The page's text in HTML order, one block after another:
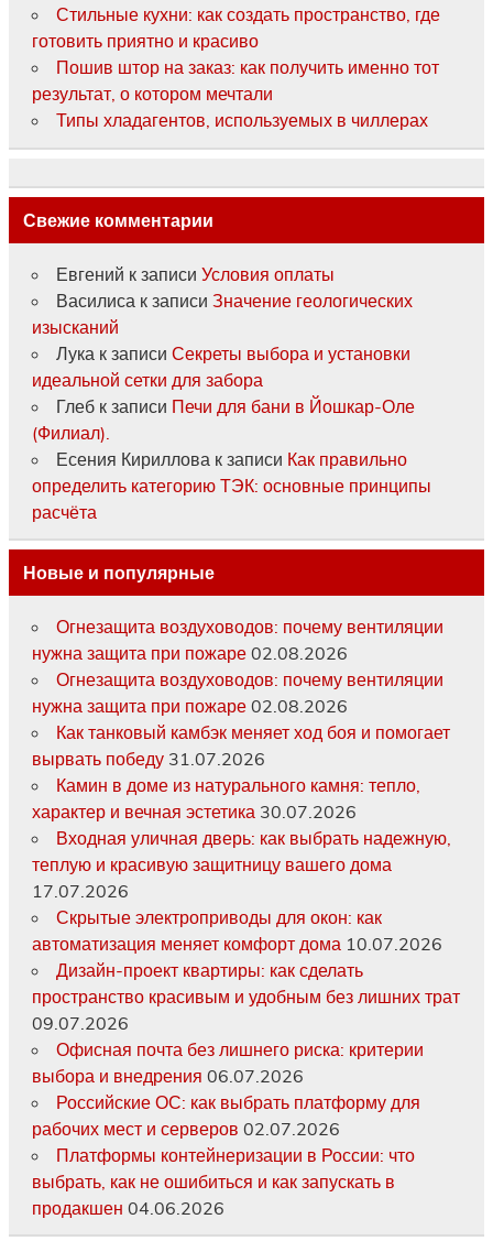
Стильные кухни: как создать пространство, где
готовить приятно и красиво
Пошив штор на заказ: как получить именно тот
результат, о котором мечтали
Типы хладагентов, используемых в чиллерах
Свежие комментарии
Евгений к записи Условия оплаты
Василиса к записи Значение геологических
изысканий
Лука к записи Секреты выбора и установки
идеальной сетки для забора
Глебк записи Печи для бани в Йошкар-Оле
(Филиал).
Есения Кириллова к записи Как правильно
определить категорию ТЭК: основные принципы
расчёта
Новые и популярные
Огнезащита воздуховодов: почему вентиляции
нужна защита при пожаре 02.08.2026
Огнезащита воздуховодов: почему вентиляции
нужна защита при пожаре 02.08.2026
Как танковый камбэк меняет ход боя и помогает
вырвать победу 31.07.2026
Камин в доме из натурального камня: тепло,
характер и вечная эстетика 30.07.2026
Входная уличная дверь: как выбрать надежную,
теплую и красивую защитницу вашего дома
17.07.2026
Скрытые электроприводы для окон: как
автоматизация меняет комфорт дома 10.07.2026
Дизайн-проект квартиры: как сделать
пространство красивым и удобным без лишних трат
09.07.2026
Офисная почта без лишнего риска: критерии
выбора и внедрения 06.07.2026
Российские ОС: как выбрать платформу для
рабочих мест и серверов 02.07.2026
Платформы контейнеризации в России: что
выбрать, как не ошибиться и как запускать в
продакшен 04.06.2026